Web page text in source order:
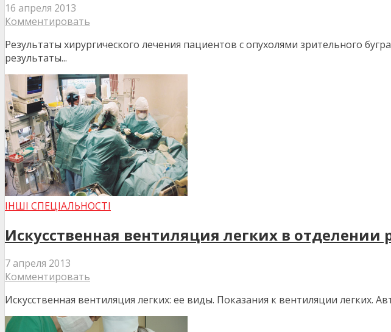
16 апреля 2013
Комментировать
Результаты хирургического лечения пациентов с опухолями зрительного
результаты...
ІНШІ СПЕЦІАЛЬНОСТІ
Искусственная вентиляция легких в
7 апреля 2013
Комментировать
Искусственная вентиляция легких: ее виды. Показания к вентиляции легких.